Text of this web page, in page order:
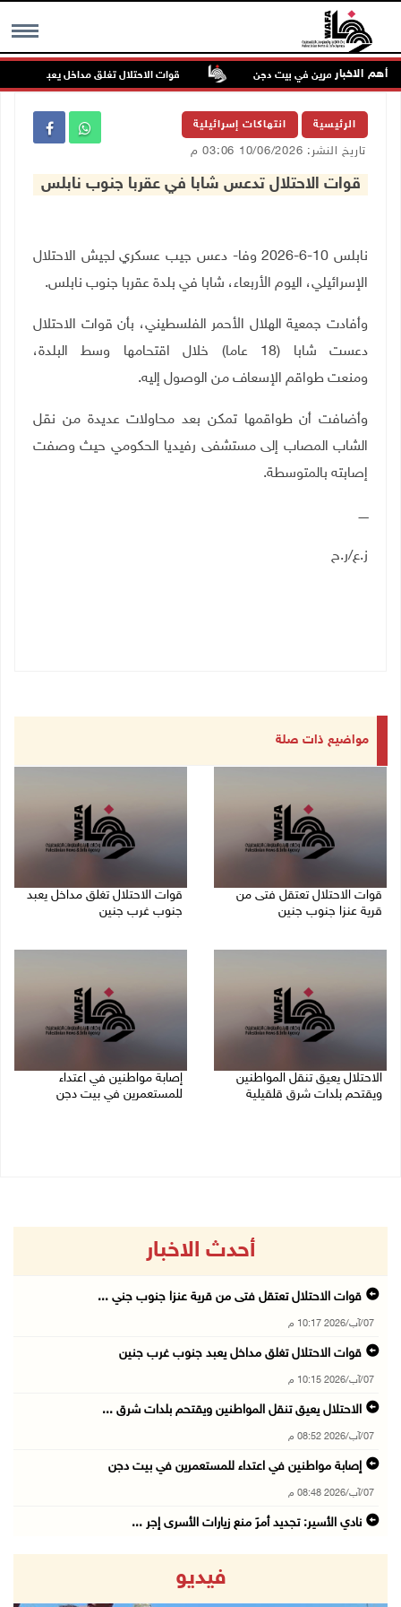
MENU أهم الاخبار
للمستعمرين في بيت دجن قوات الاحتلال تغلق مداخل يعبد جنوب غرب
الرئيسية انتهاكات إسرائيلية
تاريخ النشر: 10/06/2026 03:06 م
قوات الاحتلال تدعس شابا في عقربا جنوب نابلس
نابلس 10-6-2026 وفا- دعس جيب عسكري لجيش الاحتلال
الإسرائيلي، اليوم الأربعاء، شابا في بلدة عقربا جنوب نابلس.
وأفادت جمعية الهلال الأحمر الفلسطيني، بأن قوات الاحتلال
دعست شابا (18 عاما) خلال اقتحامها وسط البلدة،
ومنعت طواقم الإسعاف من الوصول إليه.
وأضافت أن طواقمها تمكن بعد محاولات عديدة من نقل
الشاب المصاب إلى مستشفى رفيديا الحكومي حيث وصفت
إصابته بالمتوسطة.
ـــــ
ز.ع/ر.ح
مواضيع ذات صلة
قوات الاحتلال تعتقل فتى من
قرية عنزا جنوب جنين
قوات الاحتلال تغلق مداخل يعبد
جنوب غرب جنين
الاحتلال يعيق تنقل المواطنين
ويقتحم بلدات شرق قلقيلية
إصابة مواطنين في اعتداء
للمستعمرين في بيت دجن
أحدث الاخبار
قوات الاحتلال تعتقل فتى من قرية عنزا جنوب جني ...
07/آب/2026 10:17 م
قوات الاحتلال تغلق مداخل يعبد جنوب غرب جنين
07/آب/2026 10:15 م
الاحتلال يعيق تنقل المواطنين ويقتحم بلدات شرق ...
07/آب/2026 08:52 م
إصابة مواطنين في اعتداء للمستعمرين في بيت دجن
07/آب/2026 08:48 م
نادي الأسير: تجديد أمرَ منع زيارات الأسرى إجر ...
(محدث) مستعمرون يهاجمون قرية أبو نجيم ويصيبون ...
فيديو